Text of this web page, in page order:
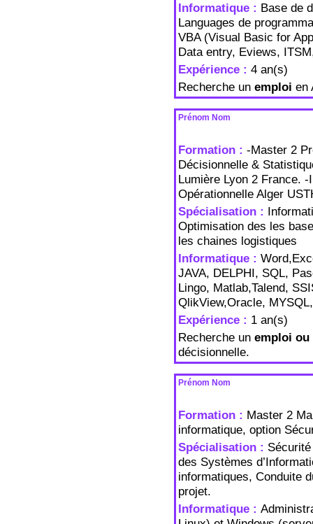
Informatique : Base de
Languages de
VBA (Visual Basic for
Data entry, Eviews,
Expérience : 4 an(s)
Recherche un emploi en
Prénom Nom
Formation : -Master 2
Décisionnelle &
Lumière Lyon 2 France.
Opérationnelle Alger
Spécialisation :
Optimisation des les
les chaines logistiques
Informatique :
JAVA, DELPHI, SQL,
Lingo, Matlab,Talend,
QlikView,Oracle,
Expérience : 1 an(s)
Recherche un emploi ou
décisionnelle.
Prénom Nom
Formation : Master 2
informatique, option
Spécialisation :
des Systèmes
informatiques, Conduite
projet.
Informatique :